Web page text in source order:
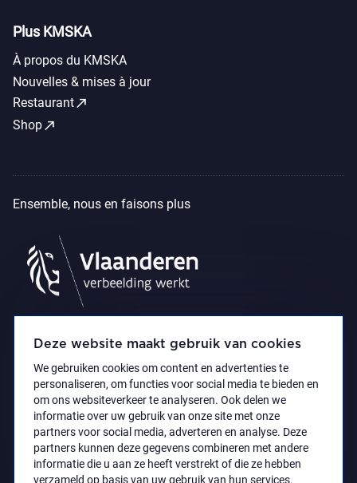
Deze website maakt gebruik van cookies
We gebruiken cookies om content en advertenties te
personaliseren, om functies voor social media te bieden en
om ons websiteverkeer te analyseren. Ook delen we
informatie over uw gebruik van onze site met onze
partners voor social media, adverteren en analyse. Deze
partners kunnen deze gegevens combineren met andere
informatie die u aan ze heeft verstrekt of die ze hebben
verzameld op basis van uw gebruik van hun services.
Plus KMSKA
À propos du KMSKA
Nouvelles & mises à jour
Restaurantcall_made
Shopcall_made
Ensemble, nous en faisons plus
Déclaration d’accessibilitéPrivacy policy
© 2021 Koninklijk Museum voor Schone Kunsten